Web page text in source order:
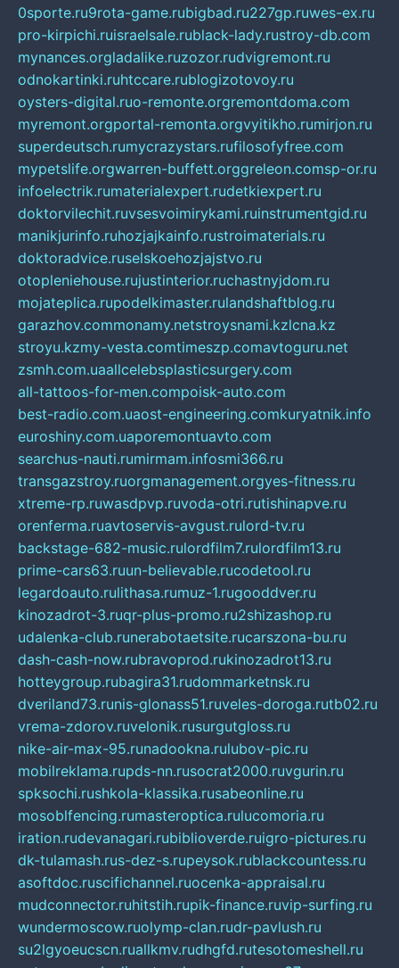
0sporte.ru9rota-game.rubigbad.ru227gp.ruwes-ex.ru
pro-kirpichi.ruisraelsale.rublack-lady.rustroy-db.com
mynances.orgladalike.ruzozor.rudvigremont.ru
odnokartinki.ruhtccare.rublogizotovoy.ru
oysters-digital.ruo-remonte.orgremontdoma.com
myremont.orgportal-remonta.orgvyitikho.rumirjon.ru
superdeutsch.rumycrazystars.rufilosofyfree.com
mypetslife.orgwarren-buffett.orggreleon.comsp-or.ru
infoelectrik.rumaterialexpert.rudetkiexpert.ru
doktorvilechit.ruvsesvoimirykami.ruinstrumentgid.ru
manikjurinfo.ruhozjajkainfo.rustroimaterials.ru
doktoradvice.ruselskoehozjajstvo.ru
otopleniehouse.rujustinterior.ruchastnyjdom.ru
mojateplica.rupodelkimaster.rulandshaftblog.ru
garazhov.commonamy.netstroysnami.kzlcna.kz
stroyu.kzmy-vesta.comtimeszp.comavtoguru.net
zsmh.com.uaallcelebsplasticsurgery.com
all-tattoos-for-men.compoisk-auto.com
best-radio.com.uaost-engineering.comkuryatnik.info
euroshiny.com.uaporemontuavto.com
searchus-nauti.rumirmam.infosmi366.ru
transgazstroy.ruorgmanagement.orgyes-fitness.ru
xtreme-rp.ruwasdpvp.ruvoda-otri.rutishinapve.ru
orenferma.ruavtoservis-avgust.rulord-tv.ru
backstage-682-music.rulordfilm7.rulordfilm13.ru
prime-cars63.ruun-believable.rucodetool.ru
legardoauto.rulithasa.rumuz-1.rugooddver.ru
kinozadrot-3.ruqr-plus-promo.ru2shizashop.ru
udalenka-club.runerabotaetsite.rucarszona-bu.ru
dash-cash-now.rubravoprod.rukinozadrot13.ru
hotteygroup.rubagira31.rudommarketnsk.ru
dveriland73.runis-glonass51.ruveles-doroga.rutb02.ru
vrema-zdorov.ruvelonik.rusurgutgloss.ru
nike-air-max-95.runadookna.rulubov-pic.ru
mobilreklama.rupds-nn.rusocrat2000.ruvgurin.ru
spksochi.rushkola-klassika.rusabeonline.ru
mosoblfencing.rumasteroptica.rulucomoria.ru
iration.rudevanagari.rubiblioverde.ruigro-pictures.ru
dk-tulamash.rus-dez-s.rupeysok.rublackcountess.ru
asoftdoc.ruscifichannel.ruocenka-appraisal.ru
mudconnector.ruhitstih.rupik-finance.ruvip-surfing.ru
wundermoscow.ruolymp-clan.rudr-pavlush.ru
su2lgyoeucscn.ruallkmv.rudhgfd.rutesotomeshell.ru